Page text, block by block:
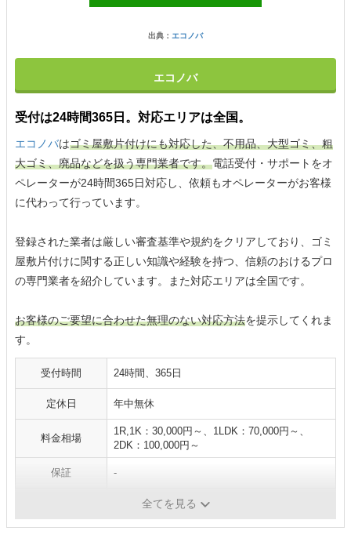
出典： エコノバ
エコノバ
受付は24時間365日。対応エリアは全国。
エコノバはゴミ屋敷片付けにも対応した、不用品、大型ゴミ、粗
大ゴミ、廃品などを扱う専門業者です。電話受付・サポートをオ
ペレーターが24時間365日対応し、依頼もオペレーターがお客様
に代わって行っています。
登録された業者は厳しい審査基準や規約をクリアしており、ゴミ
屋敷片付けに関する正しい知識や経験を持つ、信頼のおけるプロ
の専門業者を紹介しています。また対応エリアは全国です。
お客様のご要望に合わせた無理のない対応方法を提示してくれま
す。
受付時間 24時間、365日
定休日 年中無休
料金相場
1R,1K：30,000円～、1LDK：70,000円～、
2DK：100,000円～
保証 -
全てを見る